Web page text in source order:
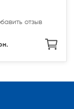
отзыв